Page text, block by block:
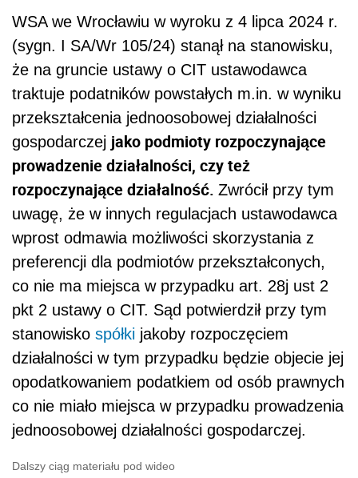
WSA we Wrocławiu w wyroku z 4 lipca 2024 r.
(sygn. I SA/Wr 105/24) stanął na stanowisku,
że na gruncie ustawy o CIT ustawodawca
traktuje podatników powstałych m.in. w wyniku
przekształcenia jednoosobowej działalności
gospodarczej jako podmioty rozpoczynające
prowadzenie działalności, czy też
rozpoczynające działalność. Zwrócił przy tym
uwagę, że w innych regulacjach ustawodawca
wprost odmawia możliwości skorzystania z
preferencji dla podmiotów przekształconych,
co nie ma miejsca w przypadku art. 28j ust 2
pkt 2 ustawy o CIT. Sąd potwierdził przy tym
stanowisko spółki jakoby rozpoczęciem
działalności w tym przypadku będzie objecie jej
opodatkowaniem podatkiem od osób prawnych
co nie miało miejsca w przypadku prowadzenia
jednoosobowej działalności gospodarczej.
Dalszy ciąg materiału pod wideo